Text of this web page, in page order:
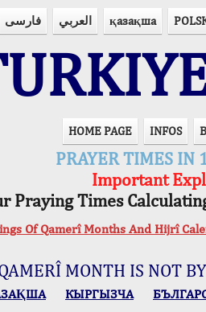
فارسی العربي қазақша
HOME PAGE INFOS
PRAYER TIMES IN
Important
Praying Times
Of Qamerî Months And Hijrî
MONTH IS NOT
КЫPГЫЗЧA